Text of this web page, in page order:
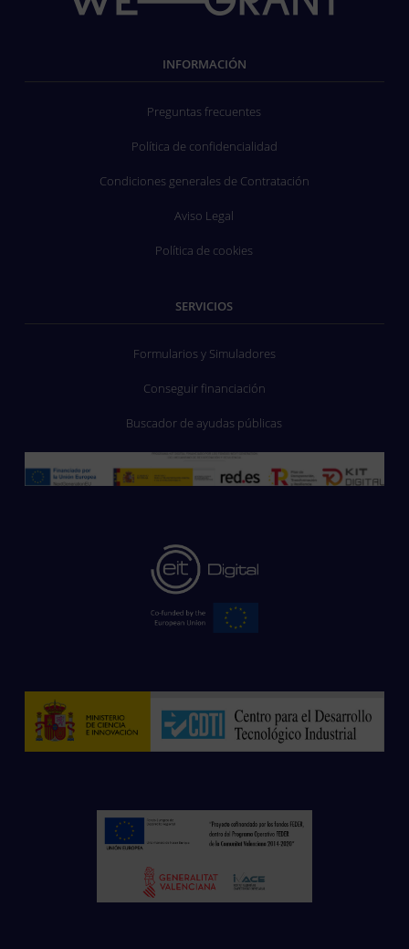
INFORMACIÓN
Preguntas frecuentes
Política de confidencialidad
Condiciones generales de Contratación
Aviso Legal
Política de cookies
SERVICIOS
Formularios y Simuladores
Conseguir financiación
Buscador de ayudas públicas